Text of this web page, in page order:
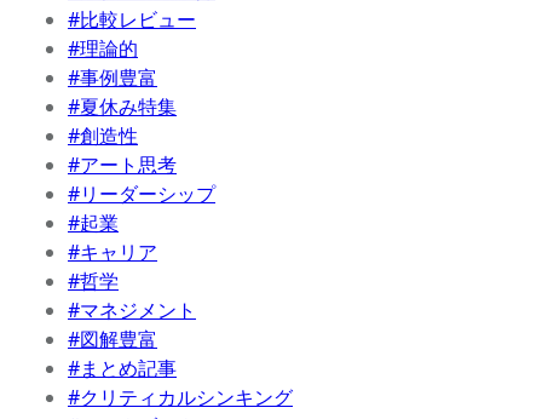
#比較レビュー
#理論的
#事例豊富
#夏休み特集
#創造性
#アート思考
#リーダーシップ
#起業
#キャリア
#哲学
#マネジメント
#図解豊富
#まとめ記事
#クリティカルシンキング